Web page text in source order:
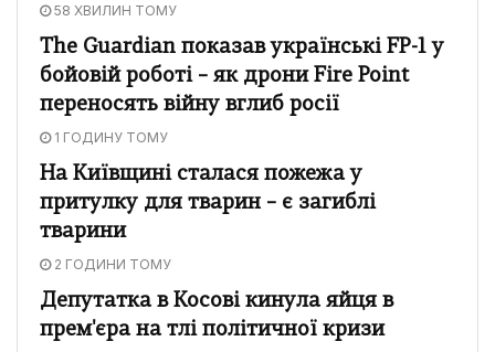
58 ХВИЛИН ТОМУ
The Guardian показав українські FP-1 у
бойовій роботі – як дрони Fire Point
переносять війну вглиб росії
1 ГОДИНУ ТОМУ
На Київщині сталася пожежа у
притулку для тварин – є загиблі
тварини
2 ГОДИНИ ТОМУ
Депутатка в Косові кинула яйця в
прем'єра на тлі політичної кризи